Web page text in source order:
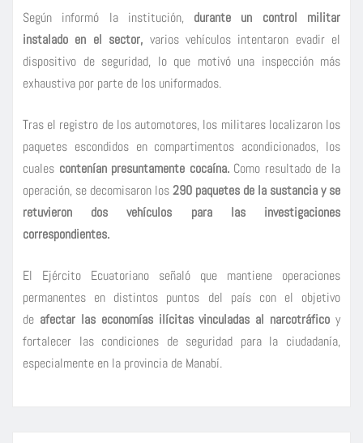
Según informó la institución, durante un control militar
instalado en el sector, varios vehículos intentaron evadir el
dispositivo de seguridad, lo que motivó una inspección más
exhaustiva por parte de los uniformados.
Tras el registro de los automotores, los militares localizaron los
paquetes escondidos en compartimentos acondicionados, los
cuales contenían presuntamente cocaína.Como resultado de la
operación, se decomisaron los290 paquetes de la sustancia y se
retuvieron dos vehículos para las investigaciones
correspondientes.
El Ejército Ecuatoriano señaló que mantiene operaciones
permanentes en distintos puntos del país con el objetivo
de afectar las economías ilícitas vinculadas al narcotráfico y
fortalecer las condiciones de seguridad para la ciudadanía,
especialmente en la provincia de Manabí.